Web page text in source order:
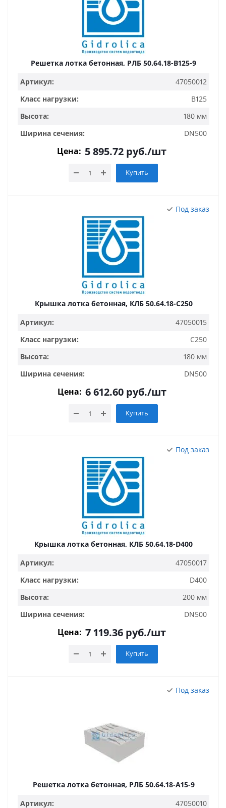
Решетка лотка бетонная, РЛБ 50.64.18-B125-9
Артикул:
47050012
Класс нагрузки:
B125
Высота:
180 мм
Ширина сечения:
DN500
Цена: 5 895.72 руб./шт
Купить
Под заказ
Крышка лотка бетонная, КЛБ 50.64.18-C250
Артикул:
47050015
Класс нагрузки:
C250
Высота:
180 мм
Ширина сечения:
DN500
Цена: 6 612.60руб./шт
Купить
Под заказ
Крышка лотка бетонная, КЛБ 50.64.18-D400
Артикул:
47050017
Класс нагрузки:
D400
Высота:
200 мм
Ширина сечения:
DN500
Цена: 7 119.36 руб./шт
Купить
Под заказ
Решетка лотка бетонная, РЛБ 50.64.18-A15-9
Артикул:
47050010